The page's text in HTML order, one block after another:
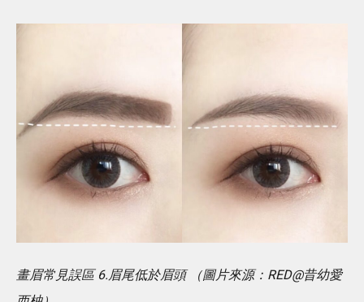
畫眉常見誤區 6.眉尾低於眉頭 （圖片來源：RED@昔幼愛